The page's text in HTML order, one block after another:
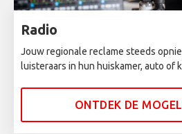
Radio
Jouw regionale reclame steeds
luisteraars in hun huiskamer, auto of
ONTDEK DE